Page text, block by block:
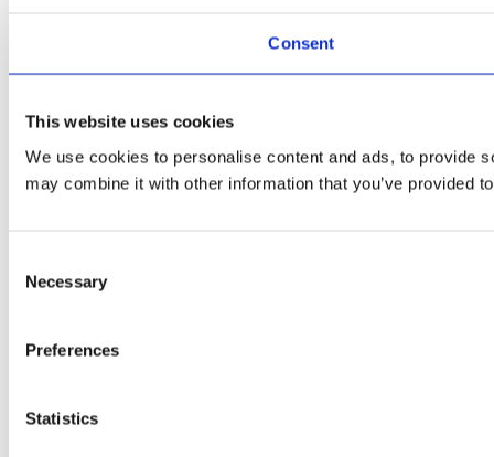
Consent
This website uses cookies
We use cookies to personalise content and ads, to provide
may combine it with other information that you’ve provided
Selection
Necessary
Preferences
Statistics